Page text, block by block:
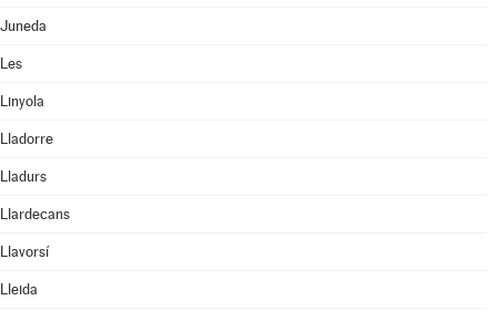
Juneda
Les
Linyola
Lladorre
Lladurs
Llardecans
Llavorsí
Lleida